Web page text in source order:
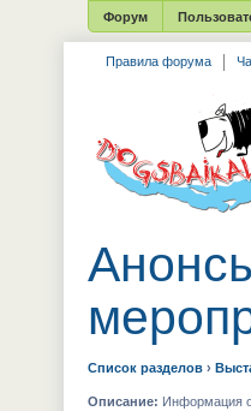
Форум
Правила форума
Список разделов ›
Описание: Информация о